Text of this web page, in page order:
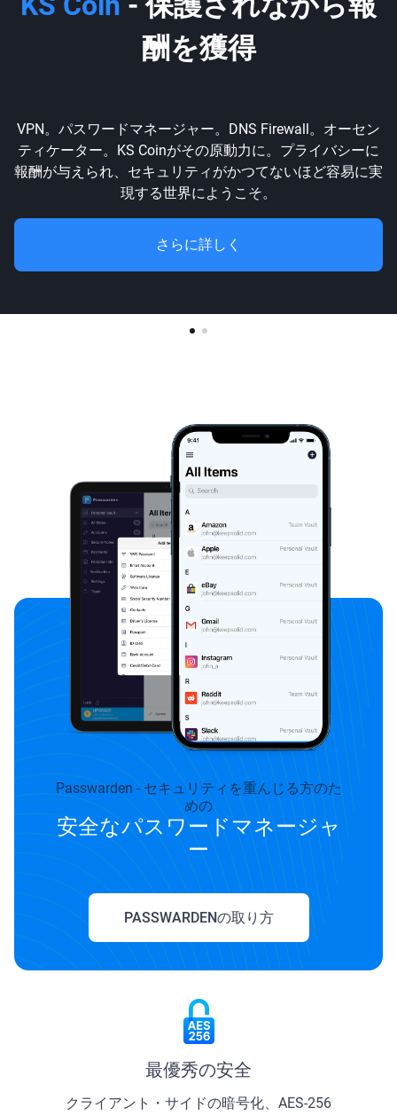
酬を獲得
VPN。パスワードマネージャー。DNS Firewall。オーセン
ティケーター。KS Coinがその原動力に。プライバシーに
報酬が与えられ、セキュリティがかつてないほど容易に実
現する世界にようこそ。
さらに詳しく
Passwarden - セキュリティを重んじる方のた
めの
安全なパスワードマネージャ
ー
PASSWARDENの取り方
最優秀の安全
クライアント・サイドの暗号化、AES-256